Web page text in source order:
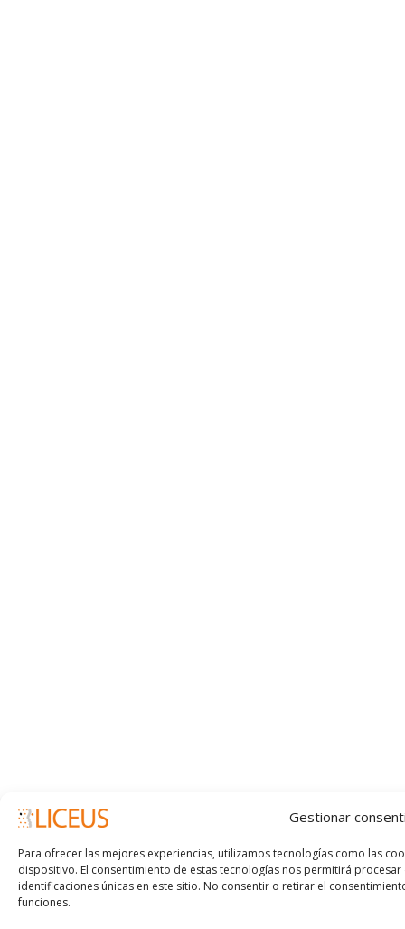
Gestionar
Para ofrecer las mejores experiencias, utilizamos tecnologías como las
dispositivo. El consentimiento de estas tecnologías nos permitirá
identificaciones únicas en este sitio. No consentir o retirar el
funciones.